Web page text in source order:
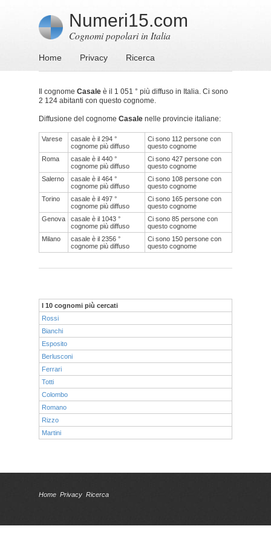
Numeri15.com
Cognomi popolari in Italia
Home Privacy Ricerca
Il cognome Casale è il 1 051 ° più diffuso in Italia. Ci sono
2 124 abitanti con questo cognome.
Diffusione del cognome Casale nelle provincie italiane:
Varese
casale è il 294 °
cognome più diffuso
Ci sono 112 persone con
questo cognome
Roma
casale è il 440 °
cognome più diffuso
Ci sono 427 persone con
questo cognome
Salerno
casale è il 464 °
cognome più diffuso
Ci sono 108 persone con
questo cognome
Torino
casale è il 497 °
cognome più diffuso
Ci sono 165 persone con
questo cognome
Genova
casale è il 1043 °
cognome più diffuso
Ci sono 85 persone con
questo cognome
Milano
casale è il 2356 °
cognome più diffuso
Ci sono 150 persone con
questo cognome
I 10 cognomi più cercati
Rossi
Bianchi
Esposito
Berlusconi
Ferrari
Totti
Colombo
Romano
Rizzo
Martini
Home Privacy Ricerca